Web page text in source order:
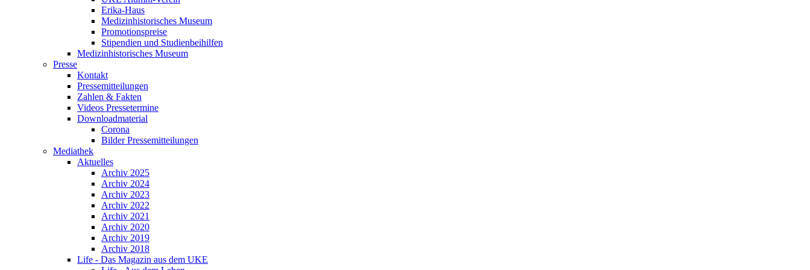
Erika-Haus
Medizinhistorisches Museum
Promotionspreise
Stipendien und Studienbeihilfen
Medizinhistorisches Museum
Presse
Kontakt
Pressemitteilungen
Zahlen & Fakten
Videos Pressetermine
Downloadmaterial
Corona
Bilder Pressemitteilungen
Mediathek
Aktuelles
Archiv 2025
Archiv 2024
Archiv 2023
Archiv 2022
Archiv 2021
Archiv 2020
Archiv 2019
Archiv 2018
Life - Das Magazin aus dem UKE